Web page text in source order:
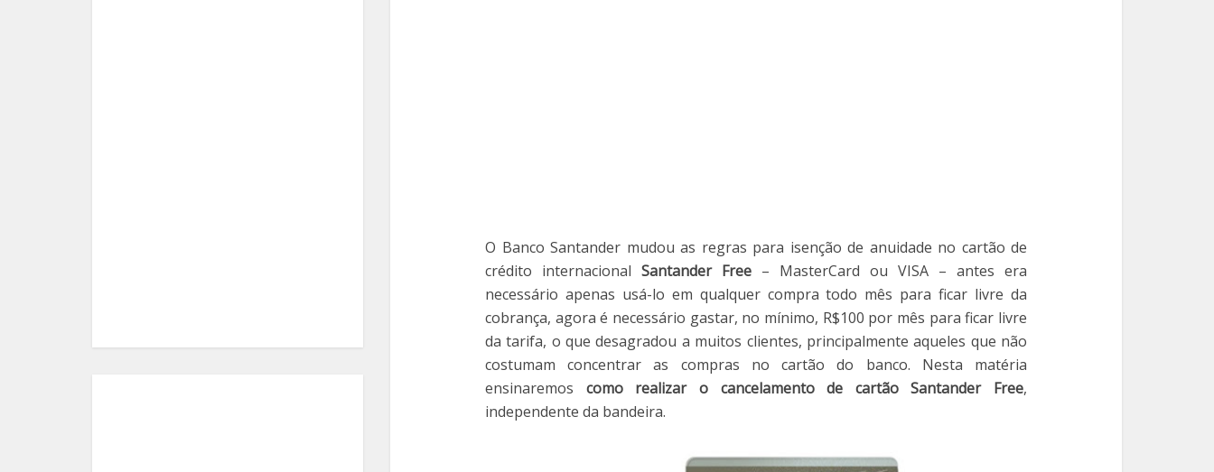
O Banco Santander mudou as regras para isenção de anuidade no cartão de
crédito internacional Santander Free – MasterCard ou VISA – antes era
necessário apenas usá-lo em qualquer compra todo mês para ficar livre da
cobrança, agora é necessário gastar, no mínimo, R$100 por mês para ficar livre
da tarifa, o que desagradou a muitos clientes, principalmente aqueles que não
costumam concentrar as compras no cartão do banco. Nesta matéria
ensinaremos como realizar o cancelamento de cartão Santander Free,
independente da bandeira.